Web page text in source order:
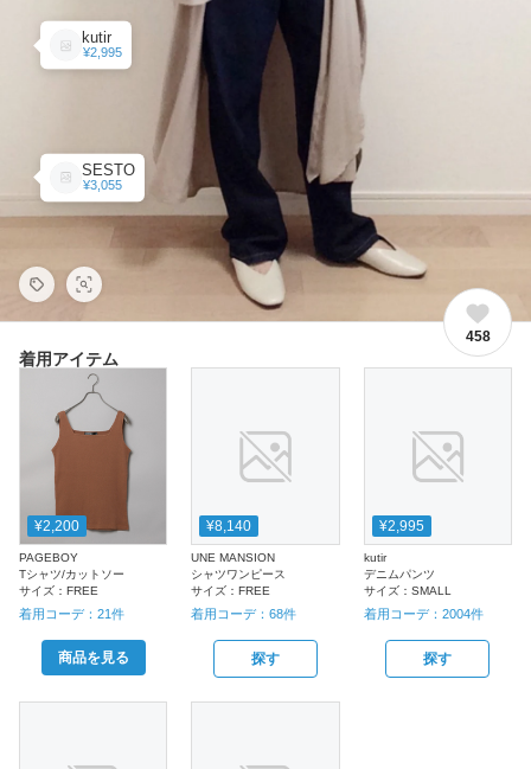
kutir
¥2,995
SESTO
¥3,055
458
着用アイテム
¥2,200
PAGEBOY
Tシャツ/カットソー
サイズ： FREE
着用コーデ： 21件
商品を見る
¥8,140
UNE MANSION
シャツワンピース
サイズ：FREE
着用コーデ：68件
探す
¥2,995
kutir
デニムパンツ
サイズ： SMALL
着用コーデ： 2004件
探す